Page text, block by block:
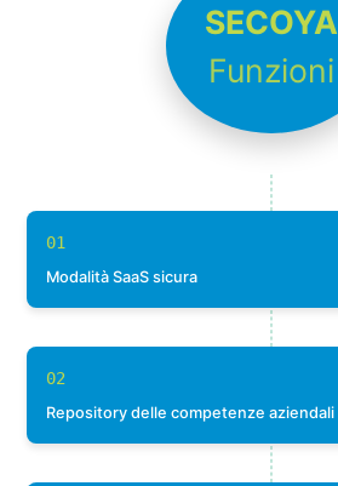
SECOYA
Funzioni
01
Modalità SaaS sicura
02
Repository delle competenze aziendali